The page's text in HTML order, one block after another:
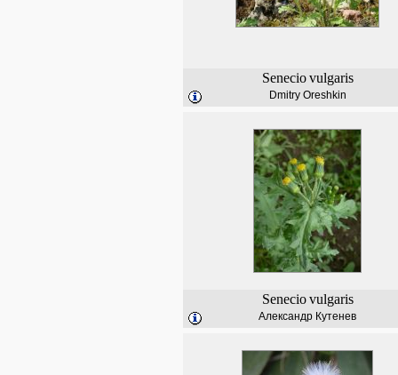
Senecio vulgaris
Dmitry Oreshkin
Senecio vulgaris
Александр Кутенев